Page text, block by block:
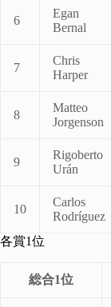
6
Egan
Bernal
7
Chris
Harper
8
Matteo
Jorgenson
9
Rigoberto
Urán
10
Carlos
Rodríguez
各賞1位
総合1位